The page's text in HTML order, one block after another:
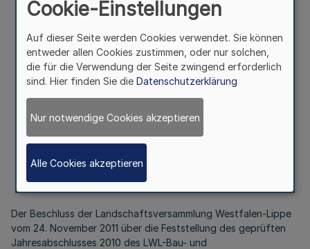
Westfalen-Lippe vom
21.3.2012
des LWL-Bau- und Liegenschaftsbetriebes
Der Beschluss der Landschaftsversammlung Westfalen-Lippe
vom 24. November 2011 über die Feststellung des geprüften
Jahresabschlusses 2010 des LWL-Bau- und
Cookie-Einstellungen
Auf dieser Seite werden Cookies verwendet. Sie können
entweder allen Cookies zustimmen, oder nur solchen,
die für die Verwendung der Seite zwingend erforderlich
sind. Hier finden Sie die Datenschutzerklärung
Nur notwendige Cookies akzeptieren
Alle Cookies akzeptieren